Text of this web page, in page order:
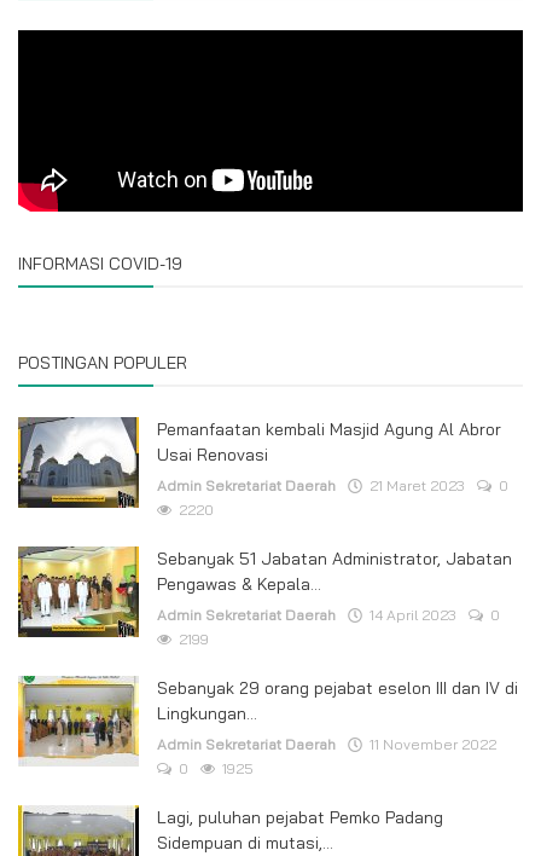
INFORMASI COVID-19
POSTINGAN POPULER
Pemanfaatan kembali Masjid Agung Al Abror
Usai Renovasi
Admin Sekretariat Daerah 21 Maret 2023
0
2220
Sebanyak 51 Jabatan Administrator, Jabatan
Pengawas & Kepala...
Admin Sekretariat Daerah 14 April 2023
0
2199
Sebanyak 29 orang pejabat eselon III dan IV di
Lingkungan...
Admin Sekretariat Daerah
11 November 2022
0
1925
Lagi, puluhan pejabat Pemko Padang
Sidempuan di mutasi,...